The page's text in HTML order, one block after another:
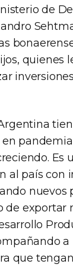
de
quienes
Es
al país con
nuevos
de exportar
a
que